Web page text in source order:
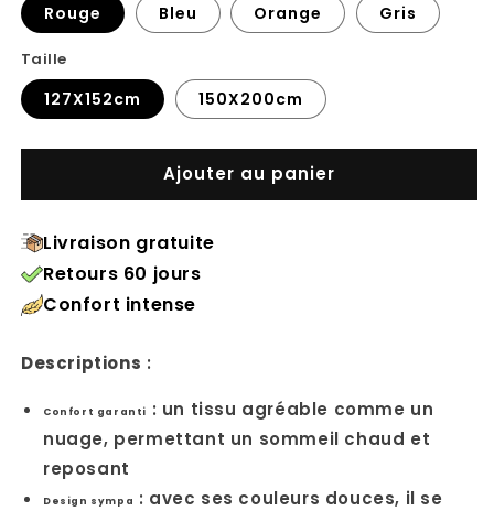
Rouge Bleu Orange Gris
Taille
127X152cm 150X200cm
Ajouter au panier
Livraison gratuite
Retours 60 jours
Confort intense
Descriptions :
Confort garanti : un tissu agréable comme un
nuage, permettant un sommeil chaud et
reposant
Design sympa : avec ses couleurs douces, il se